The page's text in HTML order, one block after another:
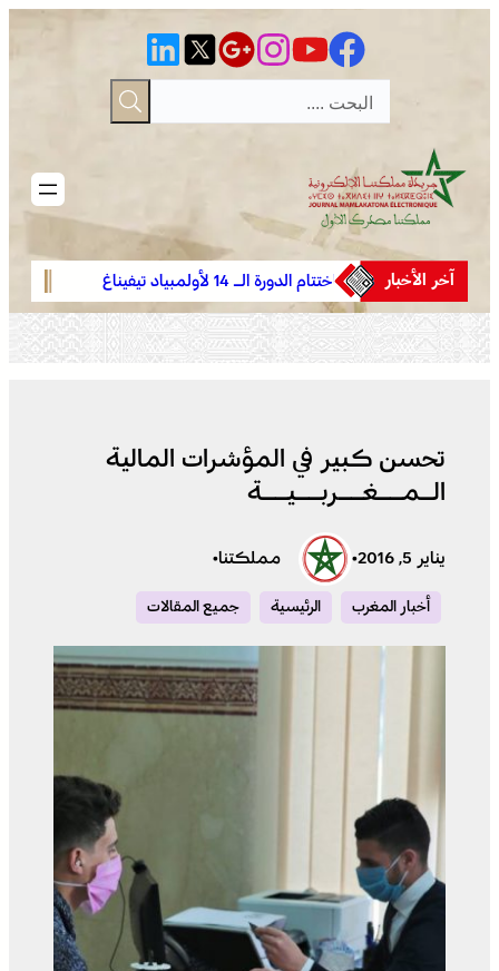
آخر الأخبار
اختتام الدورة الـ 14 لأولمبياد تيفيناغ
الوطنية ضمن فعاليات مهرجان تيفاوين
العالم
تحسن كبير في المؤشرات المالية
الـمــغــربــيــة
يناير 5, 2016 • مملكتنا•
أخبار المغرب الرئيسية جميع المقالات